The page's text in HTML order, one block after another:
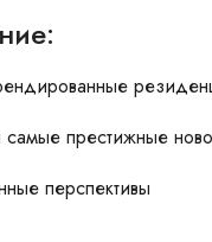
самые престижные
перспективы